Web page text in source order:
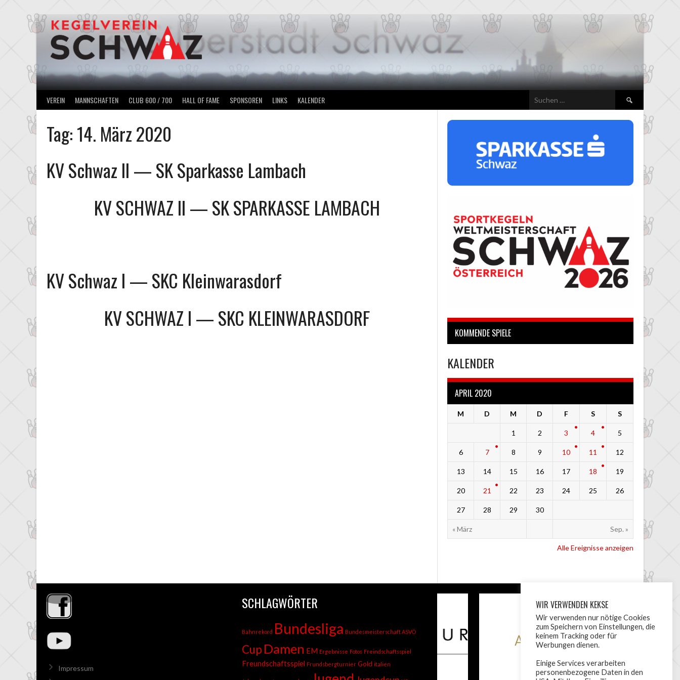
VEREIN MANNSCHAFTEN CLUB 600 / 700 HALL OF FAME SPONSOREN LINKS KALENDER
Suchen
nach:
Tag:14. März 2020
KV Schwaz II — SK Sparkasse Lambach
KV SCHWAZ II —SK SPARKASSE LAMBACH
KV Schwaz I — SKC Kleinwarasdorf
KV SCHWAZ I —SKC KLEINWARASDORF
KOMMENDE SPIELE
KALENDER
APRIL 2020
M D M D F S S
« März Sep. »
1 2 3 4 5
6 7 8 9 10 11 12
13 14 15 16 17 18 19
20 21 22 23 24 25 26
27 28 29 30
Alle Ereignisse anzeigen
Impressum
SCHLAGWÖRTER
Bahnrekord Bundesliga Bundesmeisterschaft ASVÖ
Cup Damen EM Ergebnisse Fotos Freindschaftsspiel
Freundschaftsspiel Frundsbergturnier Gold italien
WIR VERWENDEN KEKSE
Wir verwenden nur nötige Cookies
zum Speichern von Einstellungen, die
keinem Tracking oder für
Werbungen dienen.
Einige Services verarbeiten
personenbezogene Daten in den